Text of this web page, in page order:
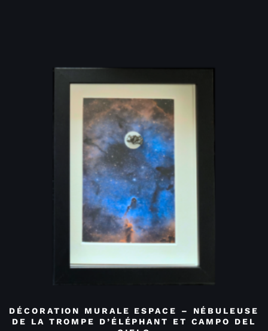
DÉCORATION MURALE ESPACE – NÉBULEUSE
DE LA TROMPE D’ÉLÉPHANT ET CAMPO DEL